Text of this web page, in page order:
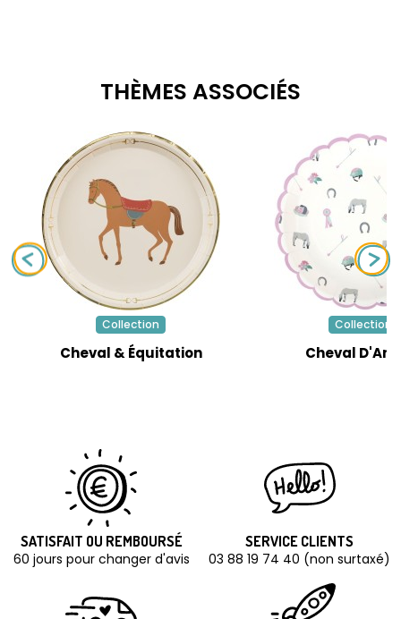
THÈMES ASSOCIÉS
Collection
Cheval & Équitation
Collection
Cheval
SATISFAIT OU REMBOURSÉ
60 jours pour changer d'avis
SERVICE CLIENTS
03 88 19 74 40 (non surtaxé)